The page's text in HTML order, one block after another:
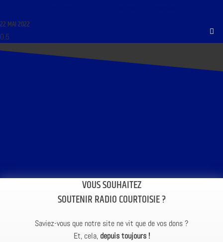
22 MAI 2022
VOUS SOUHAITEZ
SOUTENIR RADIO COURTOISIE ?
Saviez-vous que notre site ne vit que de vos dons ?
Et, cela, depuis toujours !